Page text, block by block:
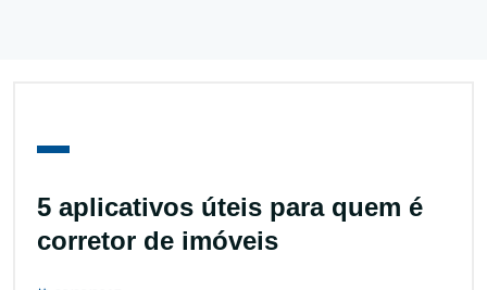
5 aplicativos úteis para quem é
corretor de imóveis